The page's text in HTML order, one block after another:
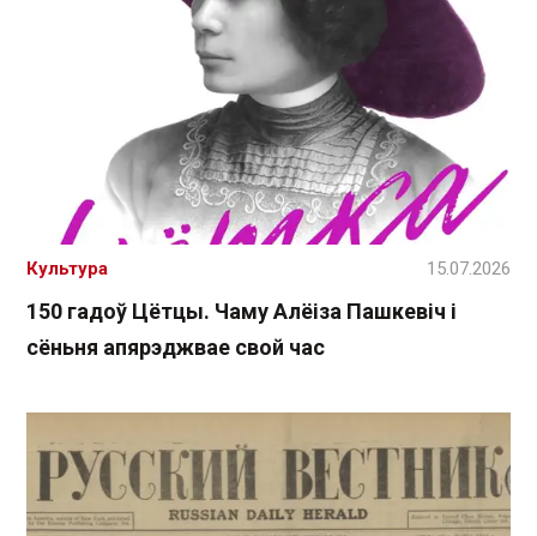
150 гадоў Цётцы. Чаму Алёіза Пашкевіч і
сёньня апярэджвае свой час
Культура 15.07.2026